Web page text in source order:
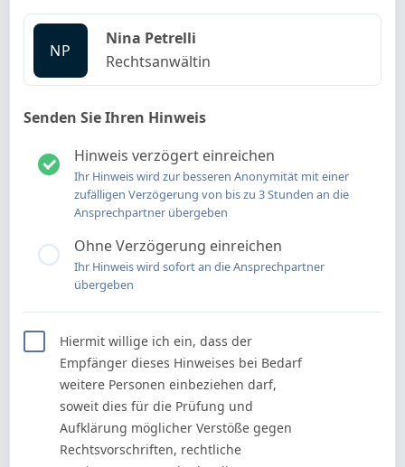
NP
Nina Petrelli
Rechtsanwältin
Senden Sie Ihren Hinweis
Hinweis verzögert einreichen
Ihr Hinweis wird zur besseren Anonymität mit einer
zufälligen Verzögerung von bis zu 3 Stunden an die
Ansprechpartner übergeben
Ohne Verzögerung einreichen
Ihr Hinweis wird sofort an die Ansprechpartner
übergeben
Hiermit willige ich ein, dass der
Empfänger dieses Hinweises bei Bedarf
weitere Personen einbeziehen darf,
soweit dies für die Prüfung und
Aufklärung möglicher Verstöße gegen
Rechtsvorschriften, rechtliche